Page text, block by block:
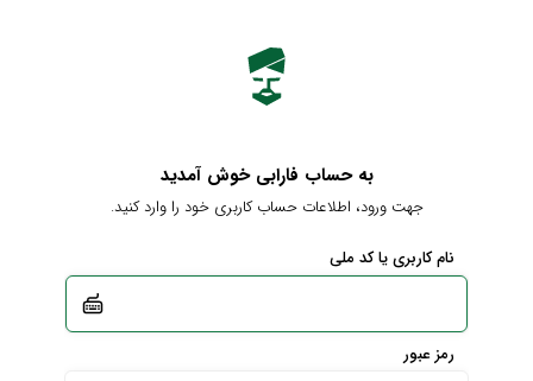
به حساب فارابی خوش آمدید
جهت ورود، اطلاعات حساب کاربری خود را وارد کنید.
نام کاربری یا کد ملی
رمز عبور